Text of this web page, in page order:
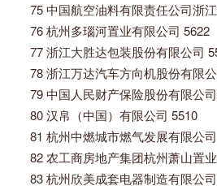
75 中国航空油料有限责任公司浙
76 杭州多瑙河置业有限公司 5622
77 浙江大胜达包装股份有限公司
78 浙江万达汽车方向机股份有限
79 中国人民财产保险股份有限公
80 汉帛（中国）有限公司 5510
81 杭州中燃城市燃气发展有限公
82 农工商房地产集团杭州萧山置
83 杭州欣美成套电器制造有限公